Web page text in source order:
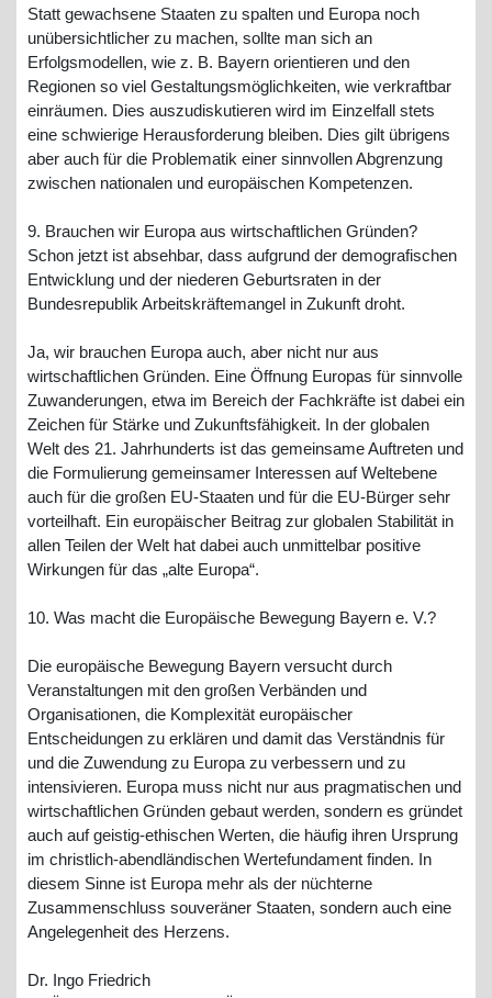
Statt gewachsene Staaten zu spalten und Europa noch
unübersichtlicher zu machen, sollte man sich an
Erfolgsmodellen, wie z. B. Bayern orientieren und den
Regionen so viel Gestaltungsmöglichkeiten, wie verkraftbar
einräumen. Dies auszudiskutieren wird im Einzelfall stets
eine schwierige Herausforderung bleiben. Dies gilt übrigens
aber auch für die Problematik einer sinnvollen Abgrenzung
zwischen nationalen und europäischen Kompetenzen.
9. Brauchen wir Europa aus wirtschaftlichen Gründen?
Schon jetzt ist absehbar, dass aufgrund der demografischen
Entwicklung und der niederen Geburtsraten in der
Bundesrepublik Arbeitskräftemangel in Zukunft droht.
Ja, wir brauchen Europa auch, aber nicht nur aus
wirtschaftlichen Gründen. Eine Öffnung Europas für sinnvolle
Zuwanderungen, etwa im Bereich der Fachkräfte ist dabei ein
Zeichen für Stärke und Zukunftsfähigkeit. In der globalen
Welt des 21. Jahrhunderts ist das gemeinsame Auftreten und
die Formulierung gemeinsamer Interessen auf Weltebene
auch für die großen EU-Staaten und für die EU-Bürger sehr
vorteilhaft. Ein europäischer Beitrag zur globalen Stabilität in
allen Teilen der Welt hat dabei auch unmittelbar positive
Wirkungen für das „alte Europa“.
10. Was macht die Europäische Bewegung Bayern e. V.?
Die europäische Bewegung Bayern versucht durch
Veranstaltungen mit den großen Verbänden und
Organisationen, die Komplexität europäischer
Entscheidungen zu erklären und damit das Verständnis für
und die Zuwendung zu Europa zu verbessern und zu
intensivieren. Europa muss nicht nur aus pragmatischen und
wirtschaftlichen Gründen gebaut werden, sondern es gründet
auch auf geistig-ethischen Werten, die häufig ihren Ursprung
im christlich-abendländischen Wertefundament finden. In
diesem Sinne ist Europa mehr als der nüchterne
Zusammenschluss souveräner Staaten, sondern auch eine
Angelegenheit des Herzens.
Dr. Ingo Friedrich